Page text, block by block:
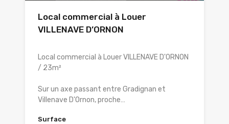
Local commercial à Louer
VILLENAVE D’ORNON
Local commercial à Louer VILLENAVE D'ORNON
/ 23m²
Sur un axe passant entre Gradignan et
Villenave D'Ornon, proche…
Surface